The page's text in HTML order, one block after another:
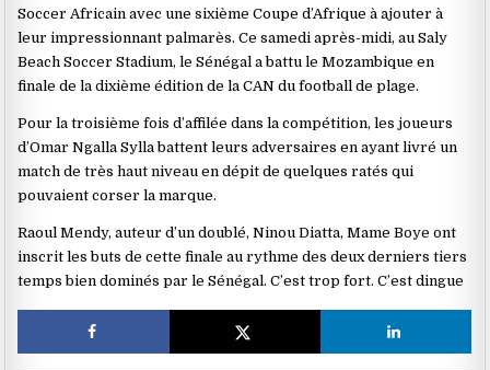
Soccer Africain avec une sixième Coupe d’Afrique à ajouter à
leur impressionnant palmarès. Ce samedi après-midi, au Saly
Beach Soccer Stadium, le Sénégal a battu le Mozambique en
finale de la dixième édition de la CAN du football de plage.
Pour la troisième fois d’affilée dans la compétition, les joueurs
d’Omar Ngalla Sylla battent leurs adversaires en ayant livré un
match de très haut niveau en dépit de quelques ratés qui
pouvaient corser la marque.
Raoul Mendy, auteur d’un doublé, Ninou Diatta, Mame Boye ont
inscrit les buts de cette finale au rythme des deux derniers tiers
temps bien dominés par le Sénégal. C’est trop fort. C’est dingue